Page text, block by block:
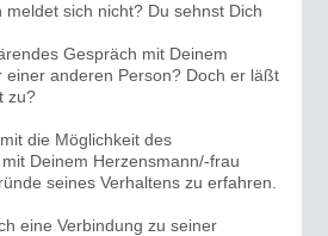
meldet sich nicht? Du sehnst Dich
Gespräch mit Deinem
einer anderen Person? Doch er läßt
zu?
die Möglichkeit des
Deinem Herzensmann/-frau
seines Verhaltens zu erfahren.
eine Verbindung zu seiner